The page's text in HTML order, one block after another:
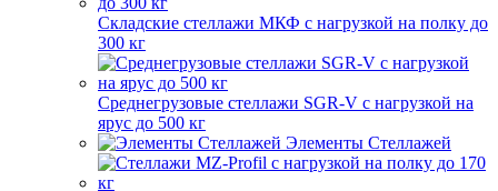
Складские стеллажи МКФ с нагрузкой на полку до
300 кг
Среднегрузовые стеллажи SGR-V с нагрузкой на
ярус до 500 кг
Элементы Стеллажей